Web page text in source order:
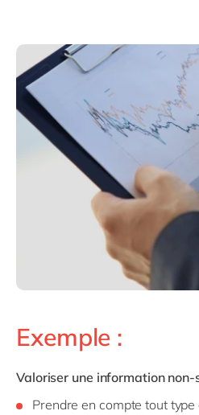
Exemple :
Valoriser une information non-
Prendre en compte tout